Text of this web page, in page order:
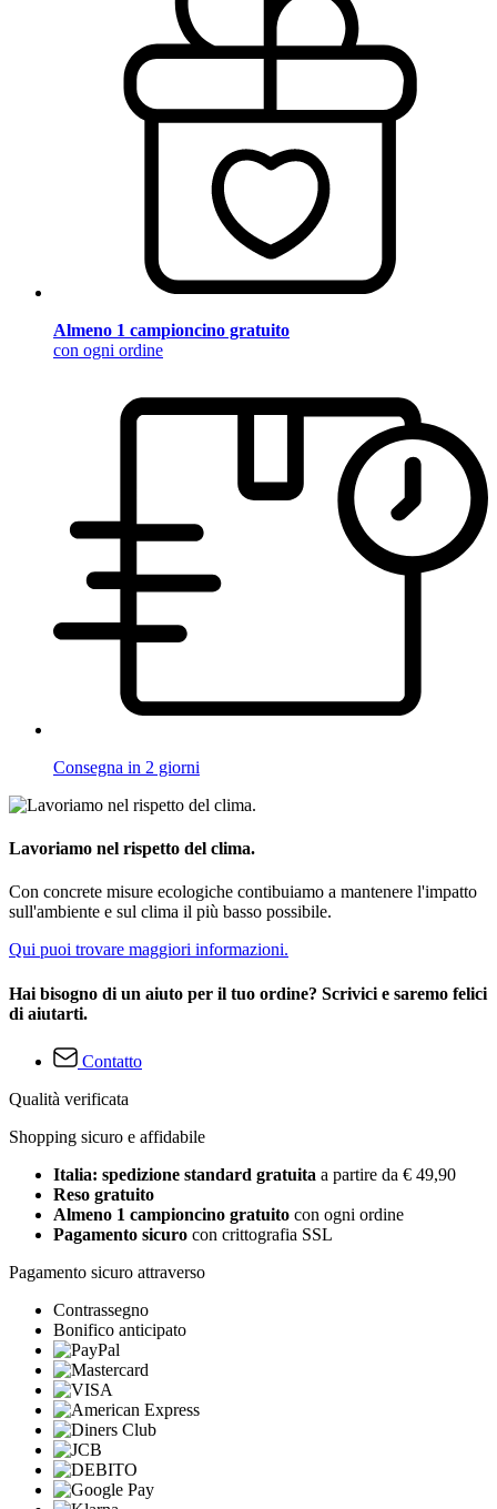
Almeno 1 campioncino gratuito
con ogni ordine
Consegna in 2 giorni
Lavoriamo nel rispetto del clima.
Con concrete misure ecologiche contibuiamo a mantenere l'impatto
sull'ambiente e sul clima il più basso possibile.
Qui puoi trovare maggiori informazioni.
Hai bisogno di un aiuto per il tuo ordine? Scrivici e saremo felici
di aiutarti.
Contatto
Qualità verificata
Shopping sicuro e affidabile
Italia: spedizione standard gratuita a partire da € 49,90
Reso gratuito
Almeno 1 campioncino gratuito con ogni ordine
Pagamento sicuro con crittografia SSL
Pagamento sicuro attraverso
Contrassegno
Bonifico anticipato